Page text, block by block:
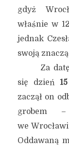
gdyż
właśnie w
jednak
swoją
Za
się dzień
zaczął on
grobem
we
Oddawaną